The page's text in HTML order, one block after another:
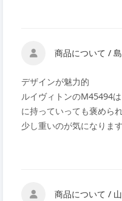
商品について /
デザインが魅力的
ルイヴィトンのM45494
に持っていっても褒められ
少し重いのが気になりま
商品について /